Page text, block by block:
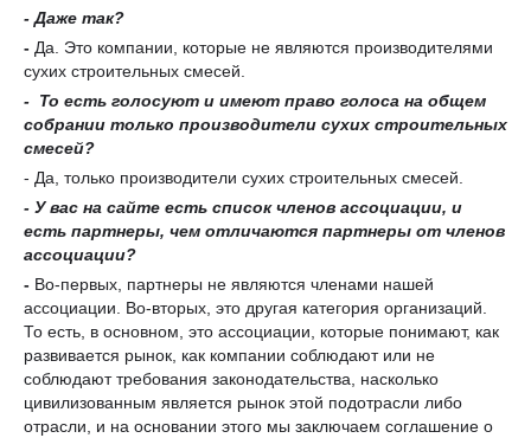
- Даже так?
- Да. Это компании, которые не являются производителями
сухих строительных смесей.
- То есть голосуют и имеют право голоса на общем
собрании только производители сухих строительных
смесей?
- Да, только производители сухих строительных смесей.
- У вас на сайте есть список членов ассоциации, и
есть партнеры, чем отличаются партнеры от членов
ассоциации?
- Во-первых, партнеры не являются членами нашей
ассоциации. Во-вторых, это другая категория организаций.
То есть, в основном, это ассоциации, которые понимают, как
развивается рынок, как компании соблюдают или не
соблюдают требования законодательства, насколько
цивилизованным является рынок этой подотрасли либо
отрасли, и на основании этого мы заключаем соглашение о